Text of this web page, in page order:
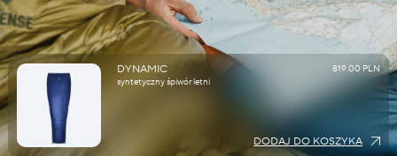
DYNAMIC
syntetyczny śpiwór letni
819.00 PLN
DODAJ DO KOSZYKA